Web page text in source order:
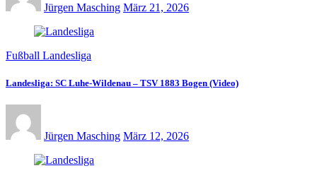
Jürgen Masching März 21, 2026
Fußball Landesliga
Landesliga: SC Luhe-Wildenau – TSV 1883 Bogen (Video)
Jürgen Masching März 12, 2026